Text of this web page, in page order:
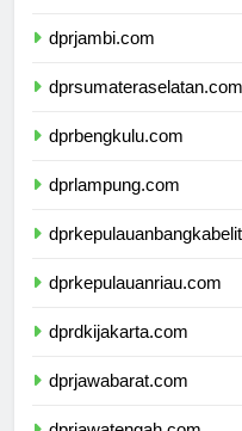
dprjambi.com
dprsumateraselatan.com
dprbengkulu.com
dprlampung.com
dprkepulauanriau.com
dprdkijakarta.com
dprjawabarat.com